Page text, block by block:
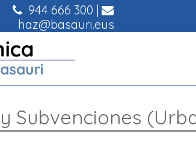
944 666 300 |
haz@basauri.eus
Subvenciones